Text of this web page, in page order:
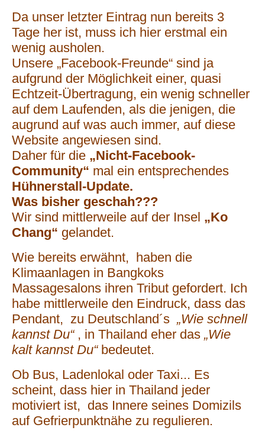
Da unser letzter Eintrag nun bereits 3
Tage her ist, muss ich hier erstmal ein
wenig ausholen.
Unsere „Facebook-Freunde“ sind ja
aufgrund der Möglichkeit einer, quasi
Echtzeit-Übertragung, ein wenig schneller
auf dem Laufenden, als die jenigen, die
augrund auf was auch immer, auf diese
Website angewiesen sind.
Daher für die „Nicht-Facebook-
Community“ mal ein entsprechendes
Hühnerstall-Update.
Was bisher geschah???
Wir sind mittlerweile auf der Insel „Ko
Chang“ gelandet.
Wie bereits erwähnt, haben die
Klimaanlagen in Bangkoks
Massagesalons ihren Tribut gefordert. Ich
habe mittlerweile den Eindruck, dass das
Pendant, zu Deutschland´s „Wie schnell
kannst Du“, in Thailand eher das „Wie
kalt kannst Du“bedeutet.
Ob Bus, Ladenlokal oder Taxi... Es
scheint, dass hier in Thailand jeder
motiviert ist, das Innere seines Domizils
auf Gefrierpunktnähe zu regulieren.